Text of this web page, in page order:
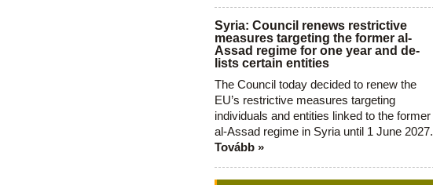
Syria: Council renews restrictive
measures targeting the former al-
Assad regime for one year and de-
lists certain entities
The Council today decided to renew the
EU’s restrictive measures targeting
individuals and entities linked to the former
al-Assad regime in Syria until 1 June 2027.
Tovább »